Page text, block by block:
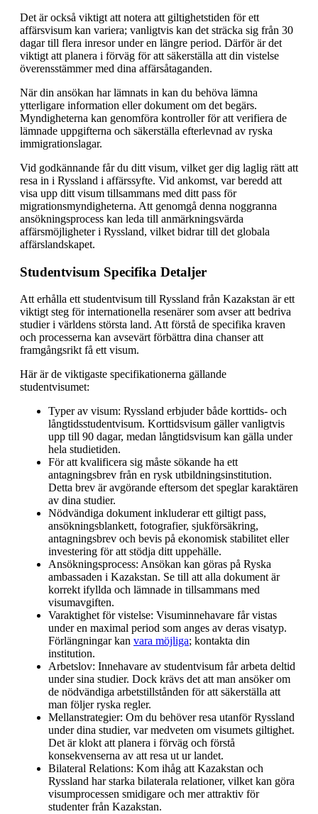
Det är också viktigt att notera att giltighetstiden för ett
affärsvisum kan variera; vanligtvis kan det sträcka sig från 30
dagar till flera inresor under en längre period. Därför är det
viktigt att planera i förväg för att säkerställa att din vistelse
överensstämmer med dina affärsåtaganden.
När din ansökan har lämnats in kan du behöva lämna
ytterligare information eller dokument om det begärs.
Myndigheterna kan genomföra kontroller för att verifiera de
lämnade uppgifterna och säkerställa efterlevnad av ryska
immigrationslagar.
Vid godkännande får du ditt visum, vilket ger dig laglig rätt att
resa in i Ryssland i affärssyfte. Vid ankomst, var beredd att
visa upp ditt visum tillsammans med ditt pass för
migrationsmyndigheterna. Att genomgå denna noggranna
ansökningsprocess kan leda till anmärkningsvärda
affärsmöjligheter i Ryssland, vilket bidrar till det globala
affärslandskapet.
Studentvisum Specifika Detaljer
Att erhålla ett studentvisum till Ryssland från Kazakstan är ett
viktigt steg för internationella resenärer som avser att bedriva
studier i världens största land. Att förstå de specifika kraven
och processerna kan avsevärt förbättra dina chanser att
framgångsrikt få ett visum.
Här är de viktigaste specifikationerna gällande
studentvisumet:
Typer av visum: Ryssland erbjuder både korttids- och
långtidsstudentvisum. Korttidsvisum gäller vanligtvis
upp till 90 dagar, medan långtidsvisum kan gälla under
hela studietiden.
För att kvalificera sig måste sökande ha ett
antagningsbrev från en rysk utbildningsinstitution.
Detta brev är avgörande eftersom det speglar karaktären
av dina studier.
Nödvändiga dokument inkluderar ett giltigt pass,
ansökningsblankett, fotografier, sjukförsäkring,
antagningsbrev och bevis på ekonomisk stabilitet eller
investering för att stödja ditt uppehälle.
Ansökningsprocess: Ansökan kan göras på Ryska
ambassaden i Kazakstan. Se till att alla dokument är
korrekt ifyllda och lämnade in tillsammans med
visumavgiften.
Varaktighet för vistelse: Visuminnehavare får vistas
under en maximal period som anges av deras visatyp.
Förlängningar kan vara möjliga; kontakta din
institution.
Arbetslov: Innehavare av studentvisum får arbeta deltid
under sina studier. Dock krävs det att man ansöker om
de nödvändiga arbetstillstånden för att säkerställa att
man följer ryska regler.
Mellanstrategier: Om du behöver resa utanför Ryssland
under dina studier, var medveten om visumets giltighet.
Det är klokt att planera i förväg och förstå
konsekvenserna av att resa ut ur landet.
Bilateral Relations: Kom ihåg att Kazakstan och
Ryssland har starka bilaterala relationer, vilket kan göra
visumprocessen smidigare och mer attraktiv för
studenter från Kazakstan.